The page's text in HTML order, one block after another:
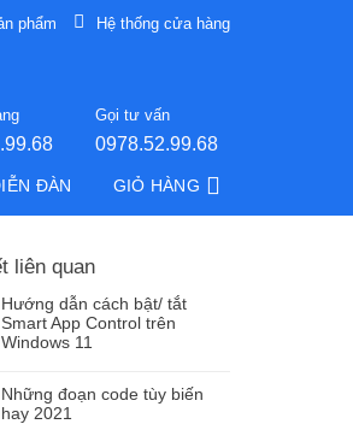
phẩm Hệ thống cửa hàng
Gọi tư vấn
0978.52.99.68
ĐÀN GIỎ HÀNG
liên quan
Hướng dẫn cách bật/ tắt
Smart App Control trên
Windows 11
Những đoạn code tùy biến
hay 2021